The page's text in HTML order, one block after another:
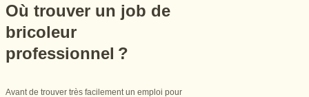
Où trouver un job de
bricoleur
professionnel ?
Avant de trouver très facilement un emploi pour